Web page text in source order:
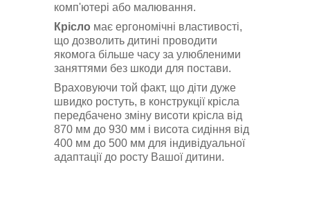
комп'ютері або малювання.
Крісло має ергономічні властивості,
що дозволить дитині проводити
якомога більше часу за улюбленими
заняттями без шкоди для постави.
Враховуючи той факт, що діти дуже
швидко ростуть, в конструкції крісла
передбачено зміну висоти крісла від
870 мм до 930 мм і висота сидіння від
400 мм до 500 мм для індивідуальної
адаптації до росту Вашої дитини.